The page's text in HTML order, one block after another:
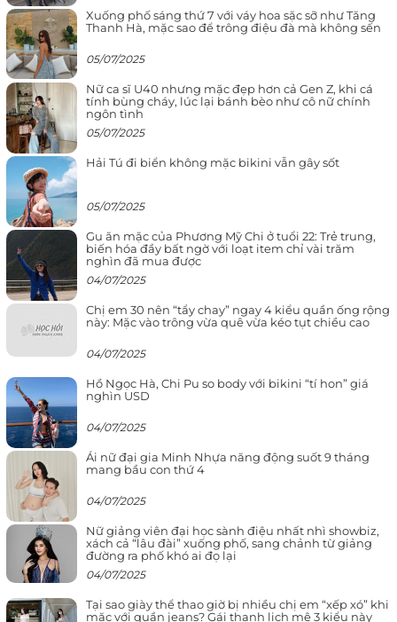
Xuống phố sáng thứ 7 với váy hoa sặc sỡ như Tăng
Thanh Hà, mặc sao để trông điệu đà mà không sến
05/07/2025
Nữ ca sĩ U40 nhưng mặc đẹp hơn cả Gen Z, khi cá
tính bùng cháy, lúc lại bánh bèo như cô nữ chính
ngôn tình
05/07/2025
Hải Tú đi biển không mặc bikini vẫn gây sốt
05/07/2025
Gu ăn mặc của Phương Mỹ Chi ở tuổi 22: Trẻ trung,
biến hóa đầy bất ngờ với loạt item chỉ vài trăm
nghìn đã mua được
04/07/2025
Chị em 30 nên “tẩy chay” ngay 4 kiểu quần ống rộng
này: Mặc vào trông vừa quê vừa kéo tụt chiều cao
04/07/2025
Hồ Ngọc Hà, Chi Pu so body với bikini “tí hon” giá
nghìn USD
04/07/2025
Ái nữ đại gia Minh Nhựa năng động suốt 9 tháng
mang bầu con thứ 4
04/07/2025
Nữ giảng viên đại học sành điệu nhất nhì showbiz,
xách cả “lâu đài” xuống phố, sang chảnh từ giảng
đường ra phố khó ai đọ lại
04/07/2025
Tại sao giày thể thao giờ bị nhiều chị em “xếp xó” khi
mặc với quần jeans? Gái thanh lịch mê 3 kiểu này